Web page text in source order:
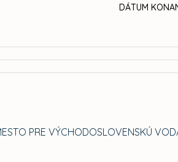
DÁTUM
PRE VÝCHODOSLOVENSKÚ